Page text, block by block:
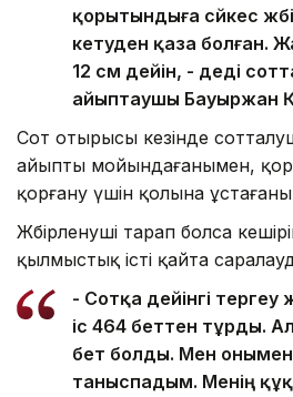
қорытындыға сәйкес
кетуден қаза болған.
12 см дейін, - деді
айыптаушы Бауыржан
Сот отырысы кезінде
айыпты мойындағанымен,
қорғану үшін қолына
Жәбірленуші тарап болса
қылмыстық істі қайта
- Сотқа дейінгі
іс 464 беттен тұрды.
бет болды. Мен
таныспадым. Менің